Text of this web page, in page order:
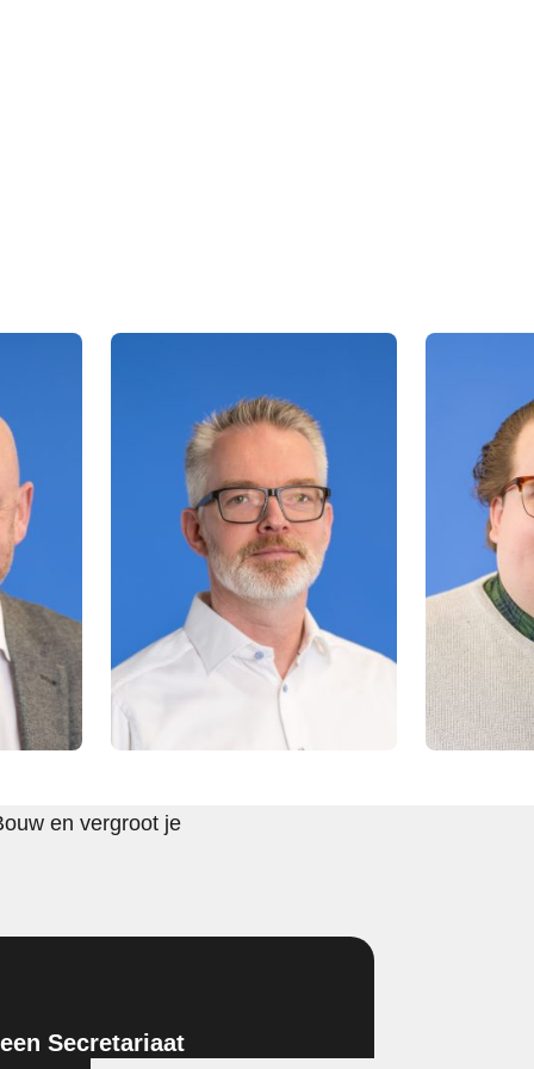
en vergroot je
Secretariaat